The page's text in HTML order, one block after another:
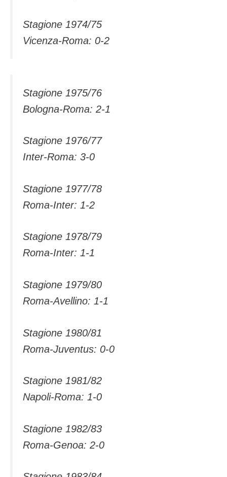
Stagione 1974/75
Vicenza-Roma: 0-2
Stagione 1975/76
Bologna-Roma: 2-1
Stagione 1976/77
Inter-Roma: 3-0
Stagione 1977/78
Roma-Inter: 1-2
Stagione 1978/79
Roma-Inter: 1-1
Stagione 1979/80
Roma-Avellino: 1-1
Stagione 1980/81
Roma-Juventus: 0-0
Stagione 1981/82
Napoli-Roma: 1-0
Stagione 1982/83
Roma-Genoa: 2-0